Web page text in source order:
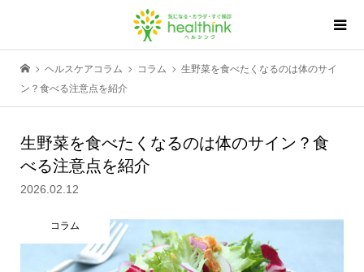
ヘルスケアコラム コラム
生野菜を食べたくなるのは体のサイ
ン？食べる注意点を紹介
生野菜を食べたくなるのは体のサイン？食
べる注意点を紹介
2026.02.12
コラム